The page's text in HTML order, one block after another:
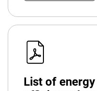
List of